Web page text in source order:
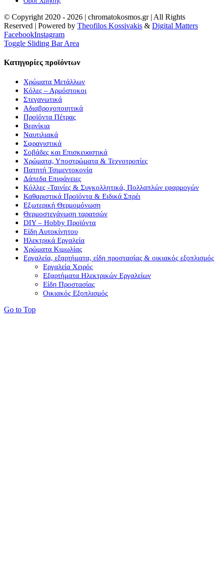
© Copyright 2020 - 2026 | chromatokosmos.gr | All Rights
Reserved | Powered by Theofilos Kossivakis & Digital Matters
FacebookInstagram
Toggle Sliding Bar Area
Κατηγορίες προϊόντων
Χρώματα Μετάλλων
Κόλες – Αρμόστοκοι
Στεγανωτικά
Αδιαβροχοποιητικά
Προϊόντα Πέτρας
Βερνίκια
Ναυτιλιακά
Σφραγιστικά
Σοβάδες και Επισκευαστικά
Χρώματα, Υποστρώματα & Τεχνοτροπίες
Πατητή Τσιμεντοκονία
Δάπεδα Επιφάνειες
Κόλλες -Ταινίες & Συγκολλητικά, Πολλαπλών εφαρμογών
Καθαριστικά Προϊόντα & Ειδικά Σπρέι
Εξωτερική Θερμομόνωση
Θερμοστεγάνωση ταρατσών
DIY – Hobby Προϊόντα
Είδη Αυτοκίνητου
Ηλεκτρικά Εργαλεία
Χρώματα Κιμωλίας
Εργαλεία, εξαρτήματα, είδη προστασίας & οικιακός εξοπλισμός
Εργαλεία Χειρός
Εξαρτήματα Ηλεκτρικών Εργαλείων
Είδη Προστασίας
Οικιακός Εξοπλισμός
Go to Top